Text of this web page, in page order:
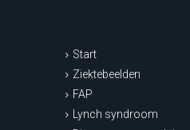
Start
Ziektebeelden
FAP
Lynch syndroom